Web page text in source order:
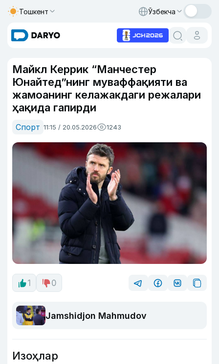
Тошкент Ўзбекча
Майкл Керрик “Манчестер
Юнайтед”нинг муваффақияти ва
жамоанинг келажакдаги режалари
ҳақида гапирди
Спорт 11:15 / 20.05.2026 1243
1 0
Jamshidjon Mahmudov
Изоҳлар